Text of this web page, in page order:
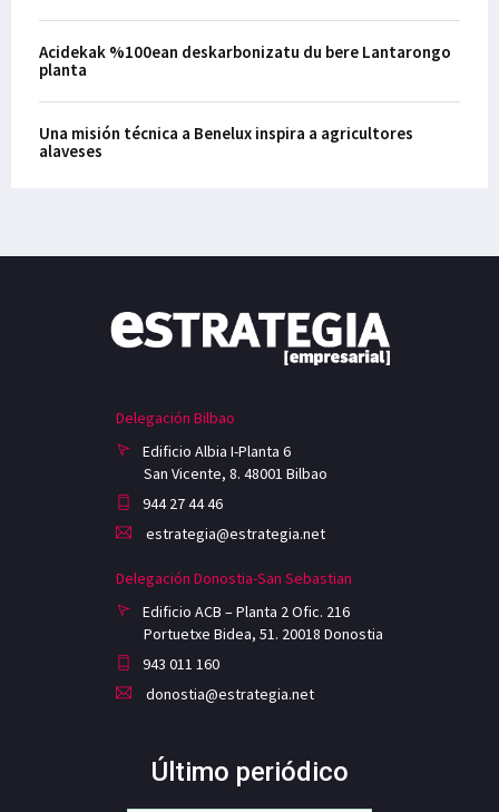
Acidekak %100ean deskarbonizatu du bere Lantarongo
planta
Una misión técnica a Benelux inspira a agricultores
alaveses
Delegación Bilbao
Edificio Albia I-Planta 6
San Vicente, 8. 48001 Bilbao
944 27 44 46
estrategia@estrategia.net
Delegación Donostia-San Sebastian
Edificio ACB – Planta 2 Ofic. 216
Portuetxe Bidea, 51. 20018 Donostia
943 011 160
donostia@estrategia.net
Último periódico